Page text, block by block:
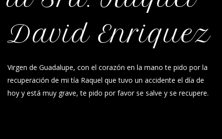
David Enriquez
Virgen de Guadalupe, con el corazón en la mano te pido por la
recuperación de mi tía Raquel que tuvo un accidente el día de
hoy y está muy grave, te pido por favor se salve y se recupere.